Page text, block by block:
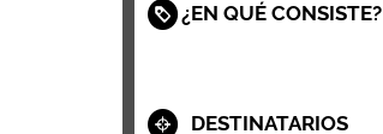
¿EN QUÉ CONSISTE?
DESTINATARIOS